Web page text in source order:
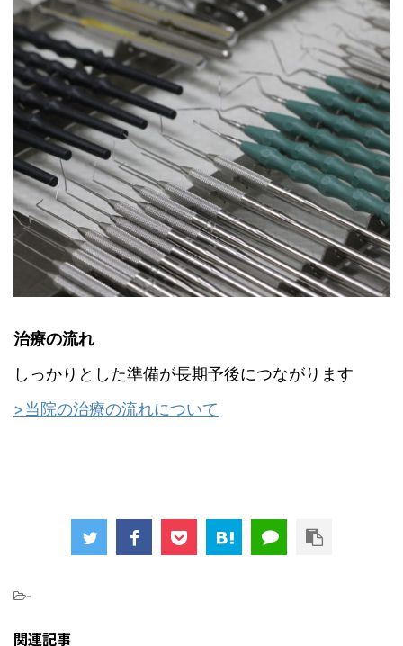
治療の流れ
しっかりとした準備が長期予後につながります
>当院の治療の流れについて
-
関連記事